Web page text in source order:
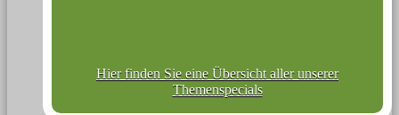
Hier finden Sie eine Übersicht aller unserer
Themenspecials